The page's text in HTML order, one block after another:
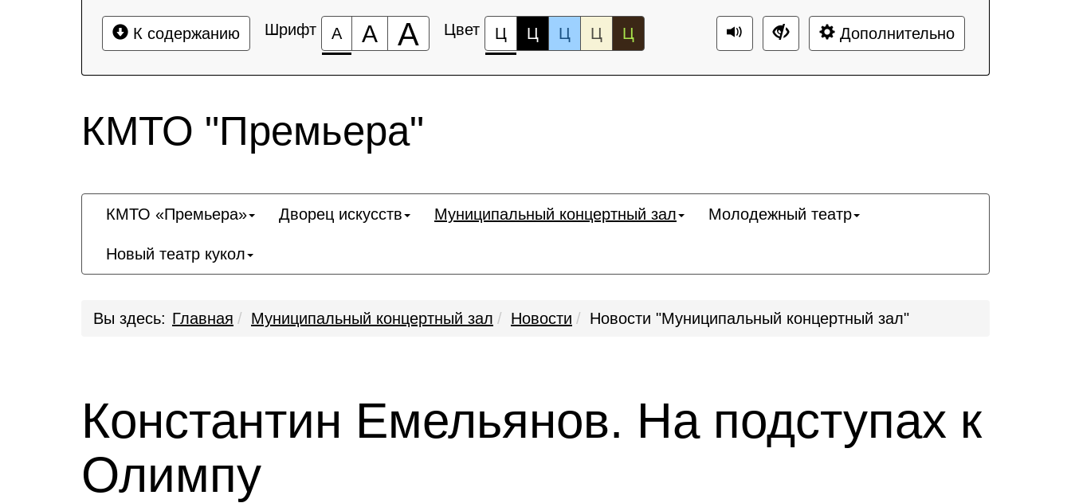
К содержанию Шрифт А А А Цвет Ц Ц Ц Ц Ц Дополнительно
КМТО "Премьера"
КМТО «Премьера» Дворец искусств Муниципальный концертный зал Молодежный театр
Новый театр кукол
Вы здесь: Главная Муниципальный концертный зал Новости Новости "Муниципальный концертный зал"
Константин Емельянов. На подступах к
Олимпу